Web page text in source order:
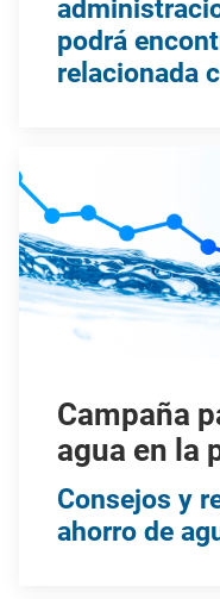
podrá
relacionada
Campaña
agua en la
Consejos y
ahorro de